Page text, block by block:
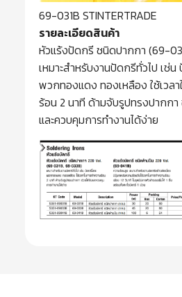
69-031B STINTERTRADE
รายละเอียดสินค้า
หัวแร้งปัดกรี ชนิดปากกา (69-
เหมาะสำหรับงานปัดกรีทั่วไป เช่น
พวกทองแดง ทองเหลือง ใช้เวลา
ร้อน 2 นาที ด้ามจับรูปทรงปากกา
และควบคุมการทำงานได้ง่าย